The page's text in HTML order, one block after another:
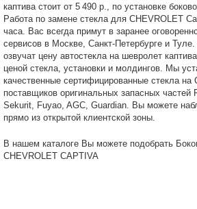
каптива стоит от 5 490 р., по установке
Работа по замене стекла для CHEVROLET
часа. Вас всегда примут в заранее
сервисов в Москве, Санкт-Петербурге и
озвучат цену автостекла на шевролет
ценой стекла, установки и молдингов. Мы
качественные сертифицированные стекла на
поставщиков оригинальных запасных частей
Sekurit, Fuyao, AGC, Guardian. Вы можете
прямо из открытой клиентской зоны.
В нашем каталоге Вы можете подобрать
CHEVROLET CAPTIVA